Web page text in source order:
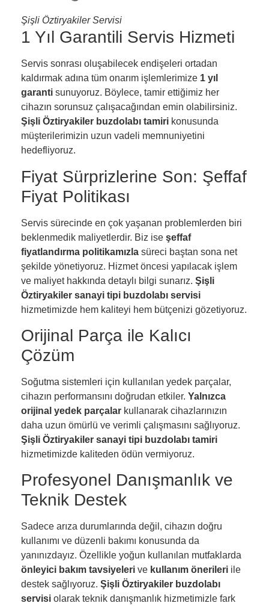
Şişli Öztiryakiler Servisi
1 Yıl Garantili Servis Hizmeti
Servis sonrası oluşabilecek endişeleri ortadan
kaldırmak adına tüm onarım işlemlerimize 1 yıl
garanti sunuyoruz. Böylece, tamir ettiğimiz her
cihazın sorunsuz çalışacağından emin olabilirsiniz.
Şişli Öztiryakiler buzdolabı tamiri konusunda
müşterilerimizin uzun vadeli memnuniyetini
hedefliyoruz.
Fiyat Sürprizlerine Son: Şeffaf
Fiyat Politikası
Servis sürecinde en çok yaşanan problemlerden biri
beklenmedik maliyetlerdir. Biz ise şeffaf
fiyatlandırma politikamızla süreci baştan sona net
şekilde yönetiyoruz. Hizmet öncesi yapılacak işlem
ve maliyet hakkında detaylı bilgi sunarız. Şişli
Öztiryakiler sanayi tipi buzdolabı servisi
hizmetimizde hem kaliteyi hem bütçenizi gözetiyoruz.
Orijinal Parça ile Kalıcı
Çözüm
Soğutma sistemleri için kullanılan yedek parçalar,
cihazın performansını doğrudan etkiler. Yalnızca
orijinal yedek parçalar kullanarak cihazlarınızın
daha uzun ömürlü ve verimli çalışmasını sağlıyoruz.
Şişli Öztiryakiler sanayi tipi buzdolabı tamiri
hizmetimizde kaliteden ödün vermiyoruz.
Profesyonel Danışmanlık ve
Teknik Destek
Sadece arıza durumlarında değil, cihazın doğru
kullanımı ve düzenli bakımı konusunda da
yanınızdayız. Özellikle yoğun kullanılan mutfaklarda
önleyici bakım tavsiyeleri ve kullanım önerileri ile
destek sağlıyoruz. Şişli Öztiryakiler buzdolabı
servisi olarak teknik danışmanlık hizmetimizle fark